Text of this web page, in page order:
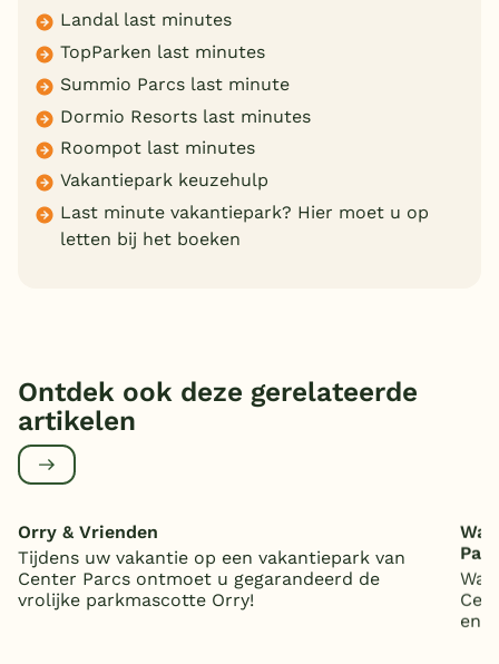
Landal last minutes
TopParken last minutes
Summio Parcs last minute
Dormio Resorts last minutes
Roompot last minutes
Vakantiepark keuzehulp
Last minute vakantiepark? Hier moet u op
letten bij het boeken
Ontdek ook deze gerelateerde
artikelen
Orry & Vrienden
Tijdens uw vakantie op een vakantiepark van
Center Parcs ontmoet u gegarandeerd de
vrolijke parkmascotte Orry!
Wat
en